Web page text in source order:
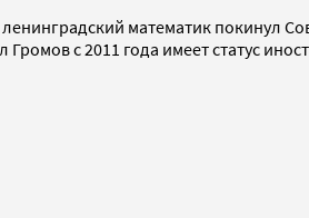
математик покинул
с 2011 года имеет статус